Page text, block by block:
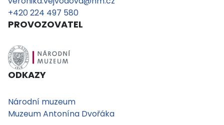
+420 224 497 580
PROVOZOVATEL
ODKAZY
Národní muzeum
Muzeum Antonína Dvořáka